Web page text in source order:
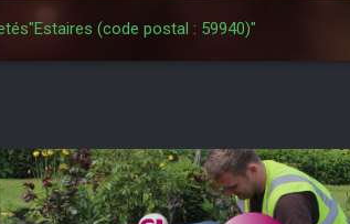
(code postal : 59940)"